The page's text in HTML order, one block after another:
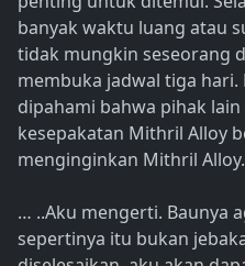
banyak waktu luang atau
tidak mungkin seseorang
membuka jadwal tiga
dipahami bahwa pihak
kesepakatan Mithril Alloy
menginginkan Mithril Alloy.
… ..Aku mengerti. Baunya
sepertinya itu bukan